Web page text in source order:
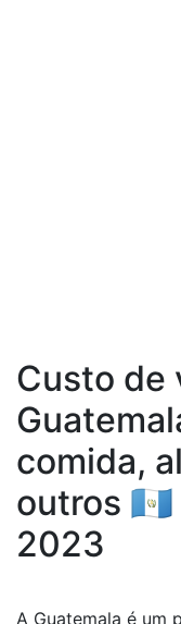
Custo de
comida,
outros
2023
A Guatemala é um